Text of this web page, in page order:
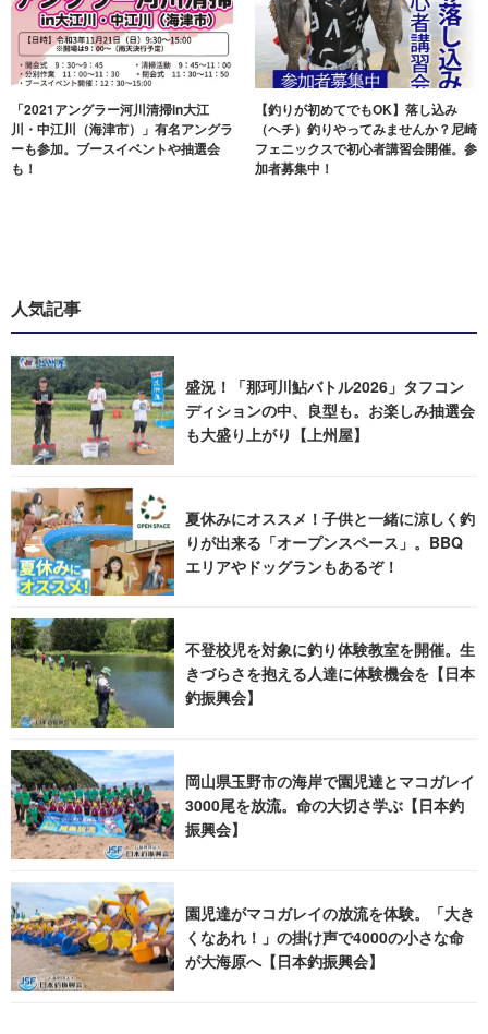
「2021アングラー河川清掃in大江
川・中江川（海津市）」有名アングラ
ーも参加。ブースイベントや抽選会
も！
【釣りが初めてでもOK】落し込み
（ヘチ）釣りやってみませんか？尼崎
フェニックスで初心者講習会開催。参
加者募集中！
人気記事
盛況！「那珂川鮎バトル2026」タフコン
ディションの中、良型も。お楽しみ抽選会
も大盛り上がり【上州屋】
夏休みにオススメ！子供と一緒に涼しく釣
りが出来る「オープンスペース」。BBQ
エリアやドッグランもあるぞ！
不登校児を対象に釣り体験教室を開催。生
きづらさを抱える人達に体験機会を【日本
釣振興会】
岡山県玉野市の海岸で園児達とマコガレイ
3000尾を放流。命の大切さ学ぶ【日本釣
振興会】
園児達がマコガレイの放流を体験。「大き
くなあれ！」の掛け声で4000の小さな命
が大海原へ【日本釣振興会】